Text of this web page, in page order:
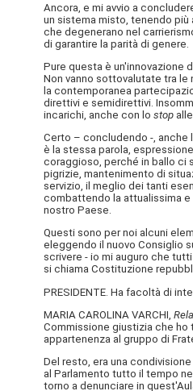
Ancora, e mi avvio a
un sistema misto, tenendo
che degenerano nel
di garantire la parità di genere.
Pure questa è un'innovazione
Non vanno sottovalutate tra le
la contemporanea
direttivi e semidirettivi.
incarichi, anche con lo stopalle
Certo – concludendo -, anche
è la stessa parola,
coraggioso, perché in ballo ci
pigrizie, mantenimento di
servizio, il meglio dei tanti
combattendo la attualissima e
nostro Paese.
Questi sono per noi alcuni
eleggendo il nuovo Consiglio
scrivere - io mi auguro che
si chiama Costituzione
PRESIDENTE. Ha facoltà di
MARIA CAROLINA VARCHI,
Commissione giustizia che
appartenenza al gruppo di
Del resto, era una
al Parlamento tutto il tempo
torno a denunciare in